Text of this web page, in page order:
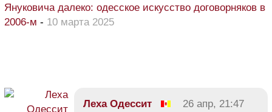
Януковича далеко: одесское искусство договорняков в
2006-м - 10 марта 2025
Леха Одессит
26 апр, 21:47